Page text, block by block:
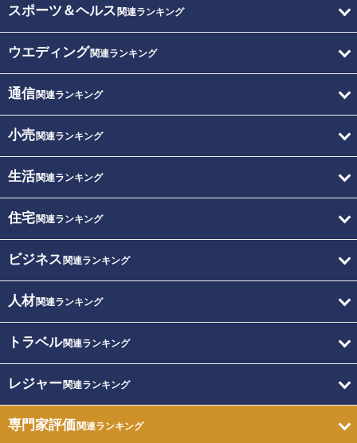
スポーツ＆ヘルス 関連ランキング
ウエディング関連ランキング
通信関連ランキング
小売関連ランキング
生活関連ランキング
住宅関連ランキング
ビジネス 関連ランキング
人材関連ランキング
トラベル関連ランキング
レジャー関連ランキング
専門家評価関連ランキング